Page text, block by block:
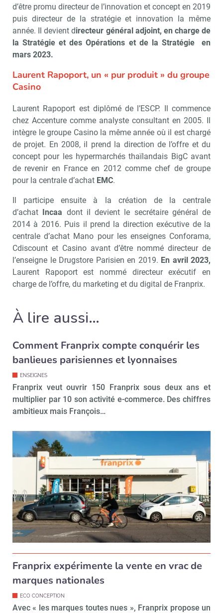
d’être promu directeur de l’innovation et concept en 2019
puis directeur de la stratégie et innovation la même
année. Il devient directeur général adjoint, en charge de
la Stratégie et des Opérations et de la Stratégie en
mars 2023.
Laurent Rapoport, un « pur produit » du groupe
Casino
Laurent Rapoport est diplômé de l’ESCP. Il commence
chez Accenture comme analyste consultant en 2005. Il
intègre le groupe Casino la même année où il est chargé
de projet. En 2008, il prend la direction de l’offre et du
concept pour les hypermarchés thaïlandais BigC avant
de revenir en France en 2012 comme chef de groupe
pour la centrale d’achat EMC.
Il participe ensuite à la création de la centrale
d’achat Incaa dont il devient le secrétaire général de
2014 à 2016. Puis il prend la direction exécutive de la
centrale d’achat Mano pour les enseignes Conforama,
Cdiscount et Casino avant d’être nommé directeur de
l’enseigne le Drugstore Parisien en 2019. En avril 2023,
Laurent Rapoport est nommé directeur exécutif en
charge de l’offre, du marketing et du digital de Franprix.
À lire aussi…
Comment Franprix compte conquérir les
banlieues parisiennes et lyonnaises
ENSEIGNES
Franprix veut ouvrir 150 Franprix sous deux ans et
multiplier par 10 son activité e-commerce. Des chiffres
ambitieux mais François…
Franprix expérimente la vente en vrac de
marques nationales
ECO CONCEPTION
Avec « les marques toutes nues », Franprix propose un